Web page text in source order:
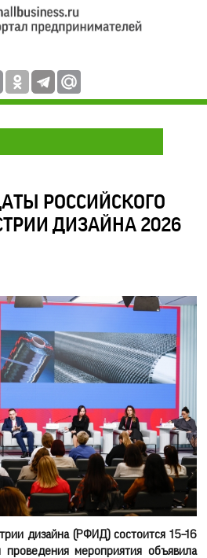
РОССИЙСКОГО
ДИЗАЙНА 2026
дизайна (РФИД) состоится 15–16
мероприятия объявила